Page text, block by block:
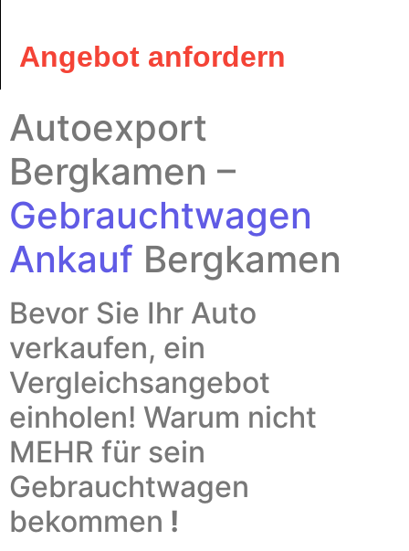
Angebot anfordern
Autoexport
Bergkamen –
Gebrauchtwagen
Ankauf Bergkamen
Bevor Sie Ihr Auto
verkaufen, ein
Vergleichsangebot
einholen! Warum nicht
MEHR für sein
Gebrauchtwagen
bekommen !